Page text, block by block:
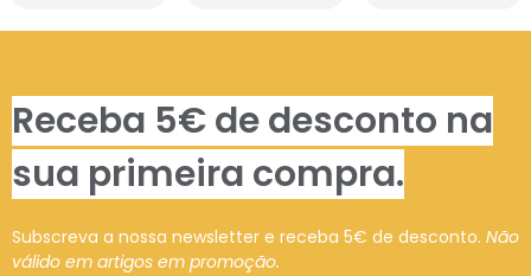
Receba 5€ de desconto na
sua primeira compra.
Subscreva a nossa newsletter e receba 5€ de desconto. Não
válido em artigos em promoção.